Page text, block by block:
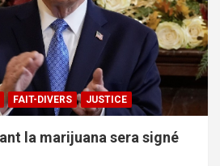
FAIT-DIVERS JUSTICE
la marijuana sera signé